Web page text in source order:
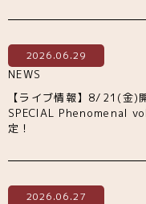
2026.06.29
NEWS
【ライブ情報】8/21(金)
SPECIAL Phenomenal
定！
2026.06.27